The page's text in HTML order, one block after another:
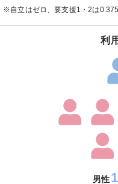
※自立はゼロ、要支援1・2は
利
男性